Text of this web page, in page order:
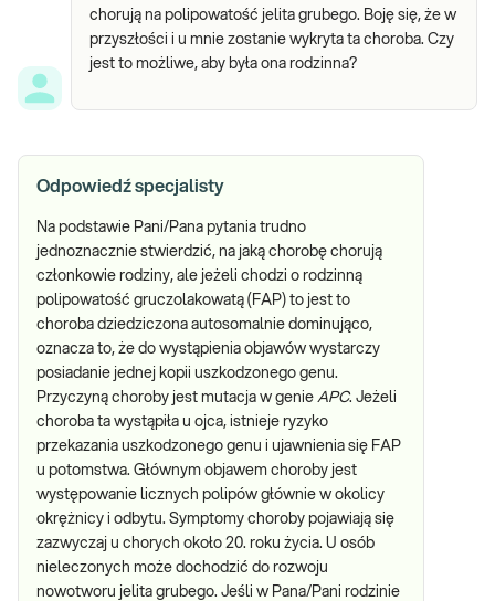
chorują na polipowatość jelita grubego. Boję się, że w
przyszłości i u mnie zostanie wykryta ta choroba. Czy
jest to możliwe, aby była ona rodzinna?
Odpowiedź specjalisty
Na podstawie Pani/Pana pytania trudno
jednoznacznie stwierdzić, na jaką chorobę chorują
członkowie rodziny, ale jeżeli chodzi o rodzinną
polipowatość gruczolakowatą (FAP) to jest to
choroba dziedziczona autosomalnie dominująco,
oznacza to, że do wystąpienia objawów wystarczy
posiadanie jednej kopii uszkodzonego genu.
Przyczyną choroby jest mutacja w genie APC. Jeżeli
choroba ta wystąpiła u ojca, istnieje ryzyko
przekazania uszkodzonego genu i ujawnienia się FAP
u potomstwa. Głównym objawem choroby jest
występowanie licznych polipów głównie w okolicy
okrężnicy i odbytu. Symptomy choroby pojawiają się
zazwyczaj u chorych około 20. roku życia. U osób
nieleczonych może dochodzić do rozwoju
nowotworu jelita grubego. Jeśli w Pana/Pani rodzinie